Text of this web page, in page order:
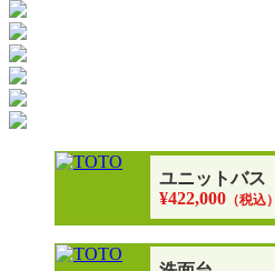
ユニットバス
¥422,000 （税込）